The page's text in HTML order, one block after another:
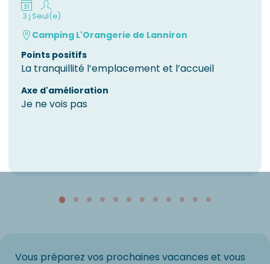
3 jSeul(e)
Camping L'Orangerie de Lanniron
Points positifs
La tranquillité l’emplacement et l’accueil
Axe d'amélioration
Je ne vois pas
Vous préparez vos prochaines vacances et vous